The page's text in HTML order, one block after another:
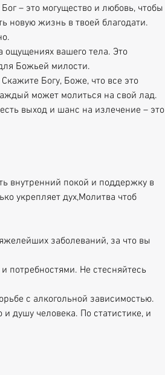
– это могущество и любовь, чтобы
новую жизнь в твоей благодати.
ощущениях вашего тела. Это
Божьей милости.
Богу, Боже, что все это
может молиться на свой лад.
выход и шанс на излечение – это
внутренний покой и поддержку в
укрепляет дух,Молитва чтоб
заболеваний, за что вы
потребностями. Не стесняйтесь
с алкогольной зависимостью.
душу человека. По статистике, и